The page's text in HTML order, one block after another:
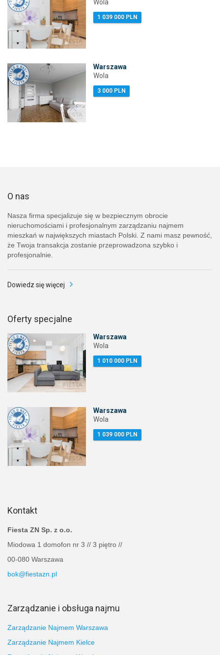
Wola
1 039 000 PLN
Warszawa
Wola
3 000 PLN
O nas
Nasza firma specjalizuje się w bezpiecznym obrocie
nieruchomościami i profesjonalnym zarządzaniu najmem
mieszkań w największych miastach Polski. Z nami masz pewność,
że Twoja transakcja zostanie przeprowadzona szybko i
profesjonalnie.
Dowiedz się więcej
Oferty specjalne
Warszawa
Wola
1 010 000 PLN
Warszawa
Wola
1 039 000 PLN
Kontakt
Fiesta ZN Sp. z o.o.
Miodowa 1 domofon nr 3 // 3 piętro //
00-080 Warszawa
bok@fiestazn.pl
Zarządzanie i obsługa najmu
Zarządzanie Najmem Warszawa
Zarządzanie Najmem Kielce